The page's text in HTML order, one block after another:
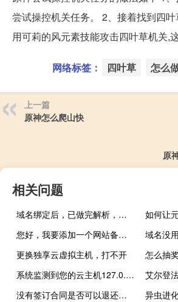
尝试操控机关任务。 2、接着找到四
用可莉的风元素技能攻击四叶草机关,
网络标签： 四叶草 怎么
上一篇
原神怎么爬山快
原
相关问题
域名绑定后，已做完解析，无法访问。
如何让
您好，我要添加一个网站备案，新网站
更换独享云虚拟主机，打不开
怎么抽
系统监测到您的云主机127.0.0.1负载很高，带宽占用平均
艾尔登
没有签订合同是否可以退还定金
异虫进